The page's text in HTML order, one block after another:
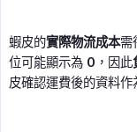
蝦皮的實際物流成本需
位可能顯示為 0 ，因此
皮確認運費後的資料作